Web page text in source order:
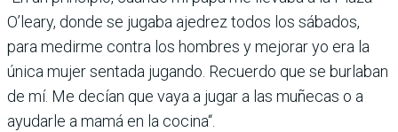
O’leary, donde se jugaba ajedrez todos los sábados,
para medirme contra los hombres y mejorar yo era la
única mujer sentada jugando. Recuerdo que se burlaban
de mí. Me decían que vaya a jugar a las muñecas o a
ayudarle a mamá en la cocina“.